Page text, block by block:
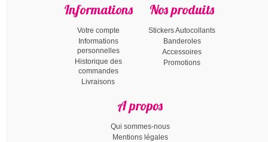
Informations
Votre compte
Informations
personnelles
Historique des
commandes
Livraisons
Nos produits
Stickers Autocollants
Banderoles
Accessoires
Promotions
A propos
Qui sommes-nous
Mentions légales